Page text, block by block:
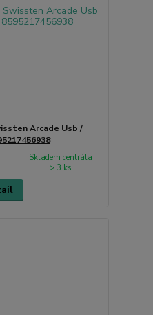
Arcade Usb /
Skladem centrála
> 3 ks